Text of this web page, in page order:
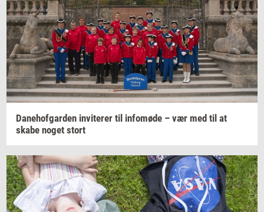
Da­ne­hof­gar­den in­vi­te­rer til in­fo­mø­de – vær med til at
skabe noget stort